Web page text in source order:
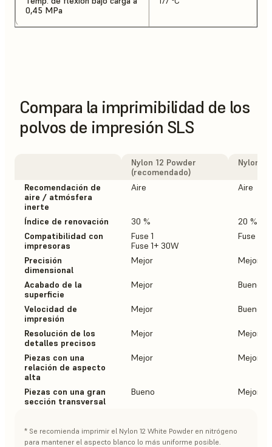
0,45 MPa
Compara la imprimibilidad de los
polvos de impresión SLS
Nylon 12 Powder
(recomendado)
Nylon
Recomendación de
aire / atmósfera
inerte
Aire Aire
Índice de renovación 30 %
20 %
Compatibilidad con
impresoras
Fuse 1
Fuse 1+ 30W
Fuse 1+
Precisión
dimensional
Mejor Mejor
Acabado de la
superficie
Mejor Bueno
Velocidad de
impresión
Mejor Bueno
Resolución de los
detalles precisos
Mejor Mejor
Piezas con una
relación de aspecto
alta
Mejor Mejor
Piezas con una gran
sección transversal
Bueno Mejor
* Se recomienda imprimir el Nylon 12 White Powder en nitrógeno
para mantener el aspecto blanco lo más uniforme posible.